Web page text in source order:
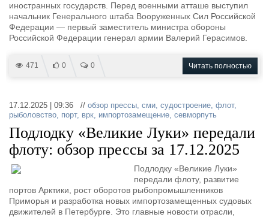
иностранных государств. Перед военными атташе выступил
начальник Генерального штаба Вооруженных Сил Российской
Федерации — первый заместитель министра обороны
Российской Федерации генерал армии Валерий Герасимов.
471 0 0 Читать полностью
17.12.2025 | 09:36 // обзор прессы, сми, судостроение, флот,
рыболовство, порт, врк, импортозамещение, севморпуть
Подлодку «Великие Луки» передали
флоту: обзор прессы за 17.12.2025
Подлодку «Великие Луки»
передали флоту, развитие
портов Арктики, рост оборотов рыбопромышленников
Приморья и разработка новых импортозамещенных судовых
движителей в Петербурге. Это главные новости отрасли,